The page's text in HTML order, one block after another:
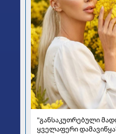
"განსაკუთრებული
ყველაფერი